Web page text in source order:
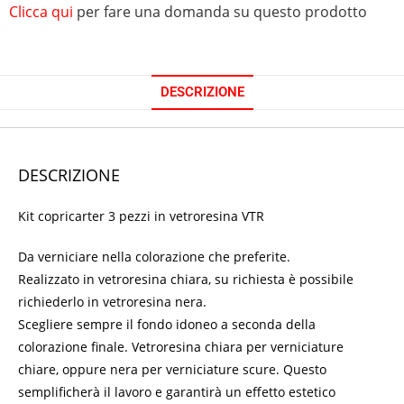
Clicca qui per fare una domanda su questo prodotto
DESCRIZIONE
DESCRIZIONE
Kit copricarter 3 pezzi in vetroresina VTR
Da verniciare nella colorazione che preferite.
Realizzato in vetroresina chiara, su richiesta è possibile
richiederlo in vetroresina nera.
Scegliere sempre il fondo idoneo a seconda della
colorazione finale. Vetroresina chiara per verniciature
chiare, oppure nera per verniciature scure. Questo
semplificherà il lavoro e garantirà un effetto estetico